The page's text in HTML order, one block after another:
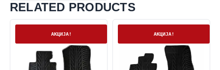
RELATED PRODUCTS
АКЦИЈА! АКЦИЈА!